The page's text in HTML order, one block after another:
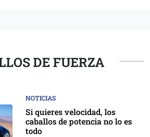
DE FUERZA
NOTICIAS
Si quieres velocidad, los
caballos de potencia no lo es
todo